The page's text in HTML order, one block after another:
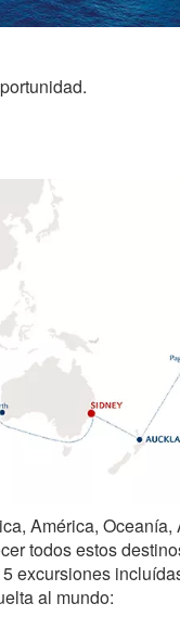
América, Oceanía,
todos estos
excursiones
al mundo: